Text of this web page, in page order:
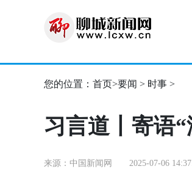
您的位置： 首页>要闻 > 时事 >
习言道丨寄语
来源：中国新闻网 2025-07-06